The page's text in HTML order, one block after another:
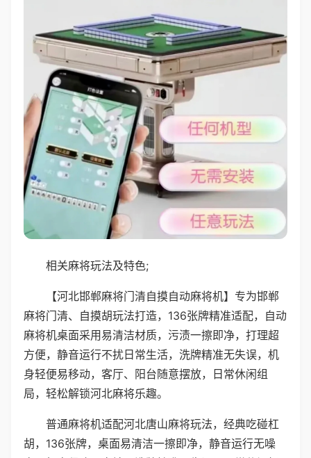
相关麻将玩法及特色;
【河北邯郸麻将门清自摸自动麻将机】专为邯郸
麻将门清、自摸胡玩法打造，136张牌精准适配，自动
麻将机桌面采用易清洁材质，污渍一擦即净，打理超
方便，静音运行不扰日常生活，洗牌精准无失误，机
身轻便易移动，客厅、阳台随意摆放，日常休闲组
局，轻松解锁河北麻将乐趣。
普通麻将机适配河北唐山麻将玩法，经典吃碰杠
胡，136张牌，桌面易清洁一擦即净，静音运行无噪